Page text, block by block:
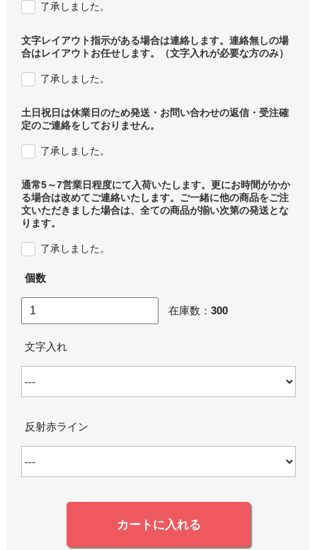
了承しました。
文字レイアウト指示がある場合は連絡します。連絡無しの場
合はレイアウトお任せします。（文字入れが必要な方のみ）
了承しました。
土日祝日は休業日のため発送・お問い合わせの返信・受注確
定のご連絡をしておりません。
了承しました。
通常5～7営業日程度にて入荷いたします。更にお時間がかか
る場合は改めてご連絡いたします。ご一緒に他の商品をご注
文いただきました場合は、全ての商品が揃い次第の発送とな
ります。
了承しました。
個数
在庫数： 300
文字入れ
反射赤ライン
カートに入れる